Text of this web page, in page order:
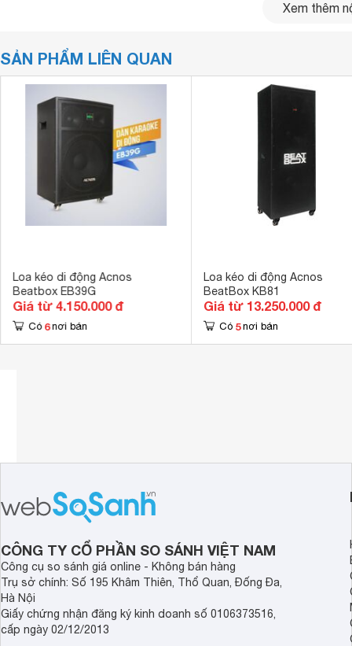
Loa kéoAcnos KB39L
Thiết kế cơ động, cứng cáp
dụng. Thân loa sử dụng màu đen làm chủ đạo và phần
một diện mạo cứng cáp, hiện đại phù hợp với nhiều phong
Xem thêm
SẢN PHẨM LIÊN QUAN
Loa kéo di động Acnos
Beatbox EB39G
Giá từ 4.150.000 đ
Có 6 nơi bán
Loa kéo di động Acnos
BeatBox KB81
Giá từ 13.250.000 đ
Có 5 nơi bán
CÔNG TY CỔ PHẦN SO SÁNH VIỆT NAM
Công cụ so sánh giá online - Không bán hàng
Trụ sở chính: Số 195 Khâm Thiên, Thổ Quan, Đống Đa,
Hà Nội
Giấy chứng nhận đăng ký kinh doanh số 0106373516,
cấp ngày 02/12/2013